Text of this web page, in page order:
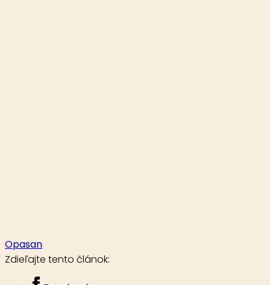
Opasan
Zdieľajte tento článok: